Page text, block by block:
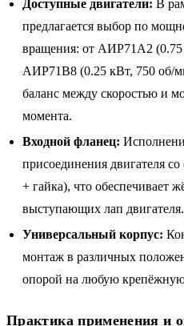
Доступные двигатели: В
предлагается выбор по
вращения: от АИР71A2
АИР71B8 (0.25 кВт, 750 об/
баланс между скоростью и
момента.
Входной фланец:
присоединения двигателя
+ гайка), что обеспечивает
выступающих лап двигателя.
Универсальный корпус:
монтаж в различных
опорой на любую
Практика применения и